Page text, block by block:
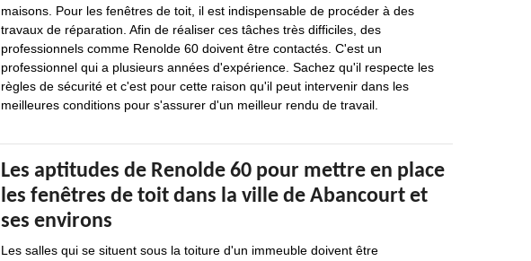
maisons. Pour les fenêtres de toit, il est indispensable de procéder à des
travaux de réparation. Afin de réaliser ces tâches très difficiles, des
professionnels comme Renolde 60 doivent être contactés. C'est un
professionnel qui a plusieurs années d'expérience. Sachez qu'il respecte les
règles de sécurité et c'est pour cette raison qu'il peut intervenir dans les
meilleures conditions pour s'assurer d'un meilleur rendu de travail.
Les aptitudes de Renolde 60 pour mettre en place
les fenêtres de toit dans la ville de Abancourt et
ses environs
Les salles qui se situent sous la toiture d'un immeuble doivent être